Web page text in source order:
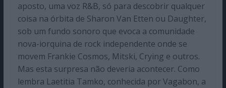
aposto, uma voz R&B, só para descobrir qualquer
coisa na órbita de Sharon Van Etten ou Daughter,
sob um fundo sonoro que evoca a comunidade
nova-iorquina de rock independente onde se
movem Frankie Cosmos, Mitski, Crying e outros.
Mas esta surpresa não deveria acontecer. Como
lembra Laetitia Tamko, conhecida por Vagabon, a